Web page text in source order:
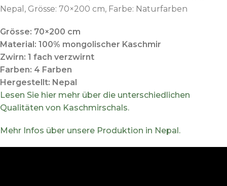
Nepal, Grösse: 70×200 cm, Farbe: Naturfarben
Grösse: 70×200 cm
Material: 100% mongolischer Kaschmir
Zwirn: 1 fach verzwirnt
Farben: 4 Farben
Hergestellt: Nepal
Lesen Sie hier mehr über die unterschiedlichen
Qualitäten von Kaschmirschals.
Mehr Infos über unsere Produktion in Nepal.